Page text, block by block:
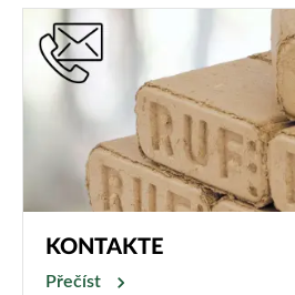
KONTAKTE
Přečíst